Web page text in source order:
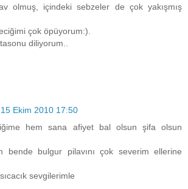
olmuş, içindeki sebzeler de çok yakışmış
çok öpüyorum:).
diliyorum..
15 Ekim 2010 17:50
hem sana afiyet bal olsun şifa olsun
bende bulgur pilavını çok severim ellerine
sevgilerimle